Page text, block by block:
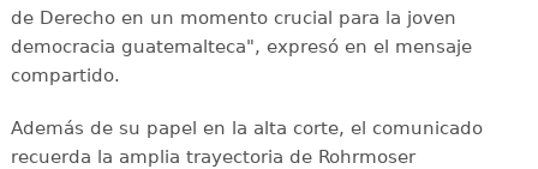
de Derecho en un momento crucial para la joven
democracia guatemalteca", expresó en el mensaje
compartido.
Además de su papel en la alta corte, el comunicado
recuerda la amplia trayectoria de Rohrmoser